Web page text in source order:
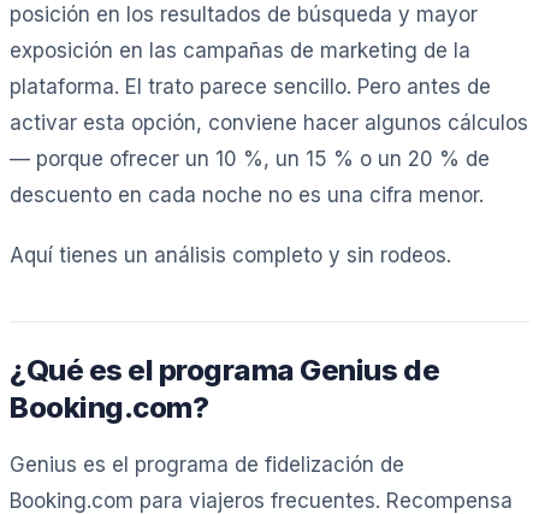
posición en los resultados de búsqueda y mayor
exposición en las campañas de marketing de la
plataforma. El trato parece sencillo. Pero antes de
activar esta opción, conviene hacer algunos cálculos
— porque ofrecer un 10 %, un 15 % o un 20 % de
descuento en cada noche no es una cifra menor.
Aquí tienes un análisis completo y sin rodeos.
¿Qué es el programa Genius de
Booking.com?
Genius es el programa de fidelización de
Booking.com para viajeros frecuentes. Recompensa